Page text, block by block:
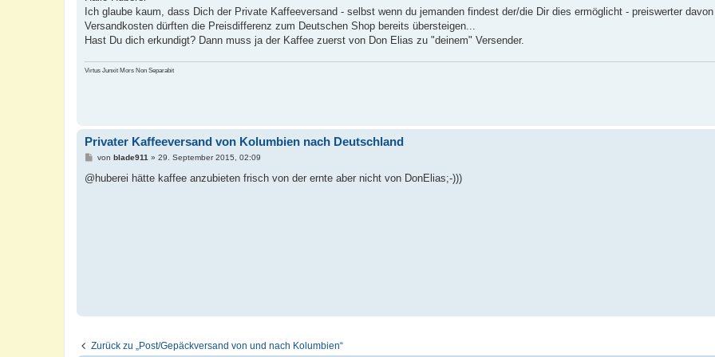
r
a
Ich glaube kaum, dass Dich der Private Kaffeeversand - selbst wenn du jemanden findest der/die Dir dies ermöglicht - preiswerter
Versandkosten dürften die Preisdifferenz zum Deutschen Shop bereits übersteigen...
Hast Du dich erkundigt? Dann muss ja der Kaffee zuerst von Don Elias zu "deinem" Versender.
Virtus Junxit Mors Non Separabit
Privater Kaffeeversand von Kolumbien nach Deutschland
B
i
von blade911 » 29. September 2015, 02:09
@huberei hätte kaffee anzubieten frisch von der ernte aber nicht von DonElias;-)))
Zurück zu „Post/Gepäckversand von und nach Kolumbien“